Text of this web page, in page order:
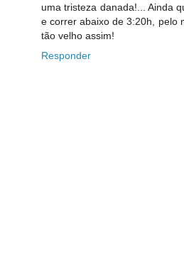
uma tristeza danada!... Ainda
e correr abaixo de 3:20h, pelo
tão velho assim!
Responder